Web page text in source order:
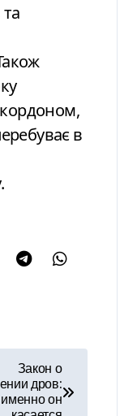
в
Закон о
дров:
именно он